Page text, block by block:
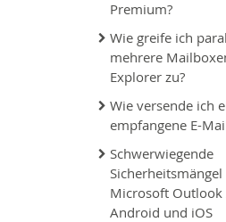
Premium?
Wie greife ich
mehrere
Explorer zu?
Wie versende ich
empfangene E-
Schwerwiegende
Microsoft
Android und iOS